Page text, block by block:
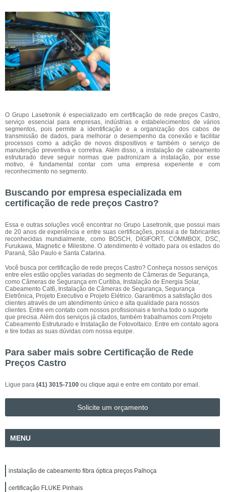
O Grupo Lasetronik é especializado em certificação de rede preços Castro,
serviço essencial para empresas, indústrias e estabelecimentos de vários
segmentos, pois permite a identificação e a organização dos cabos de
transmissão de dados, para melhorar o desempenho da conexão e facilitar
processos como a adição de novos dispositivos e também o serviço de
manutenção preventiva e corretiva. Além disso, a instalação de cabeamento
estruturado deve seguir normas que padronizam a instalação, por esse
motivo, é fundamental contar com uma empresa experiente e com
reconhecimento no segmento.
Buscando por empresa especializada em
certificação de rede preços Castro?
Essa e outras soluções você encontrar no Grupo Lasetronik, que possui mais
de 20 anos de experiência e entre suas certificações, possui a de fabricantes
reconhecidas mundialmente, como BOSCH, DIGIFORT, COMMBOX, DSC,
Furukawa, Magnetic e Milestone. O atendimento é voltado para os estados do
Paraná, São Paulo e Santa Catarina.
Você busca por certificação de rede preços Castro? Conheça nossos serviços
entre eles estão opções variadas do segmento de Câmeras de Segurança,
como Câmeras de Segurança em Curitiba, Instalação de Energia Solar,
Cabeamento Cat6, Instalação de Câmeras de Segurança, Segurança
Eletrônica, Projeto Executivo e Projeto Elétrico. Garantimos a satisfação dos
clientes através de um atendimento único e alta qualidade para nossos
clientes. Entre em contato com nossos profissionais e tenha todo o suporte
que precisa. Além dos serviços já citados, também trabalhamos com Projeto
Cabeamento Estruturado e Instalação de Fotovoltaico. Entre em contato agora
e tire todas as suas dúvidas com nossa equipe.
Para saber mais sobre Certificação de Rede
Preços Castro
Ligue para (41) 3015-7100 ou clique aqui e entre em contato por email.
Solicite um orçamento
MENU
instalação de cabeamento fibra óptica preços Palhoça
certificação FLUKE Pinhais